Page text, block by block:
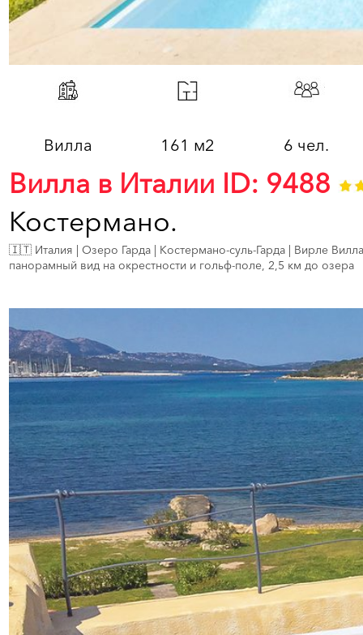
Вилла 161 м2 6 чел.
Вилла в Италии ID: 9488
Костермано.
🇮🇹 Италия | Озеро Гарда | Костермано-суль-Гарда | Вирле
панорамный вид на окрестности и гольф-поле, 2,5 км до озера